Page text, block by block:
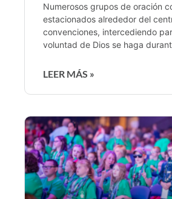
Numerosos grupos de oración
estacionados alrededor del
convenciones, intercediendo
voluntad de Dios se haga
LEER MÁS »